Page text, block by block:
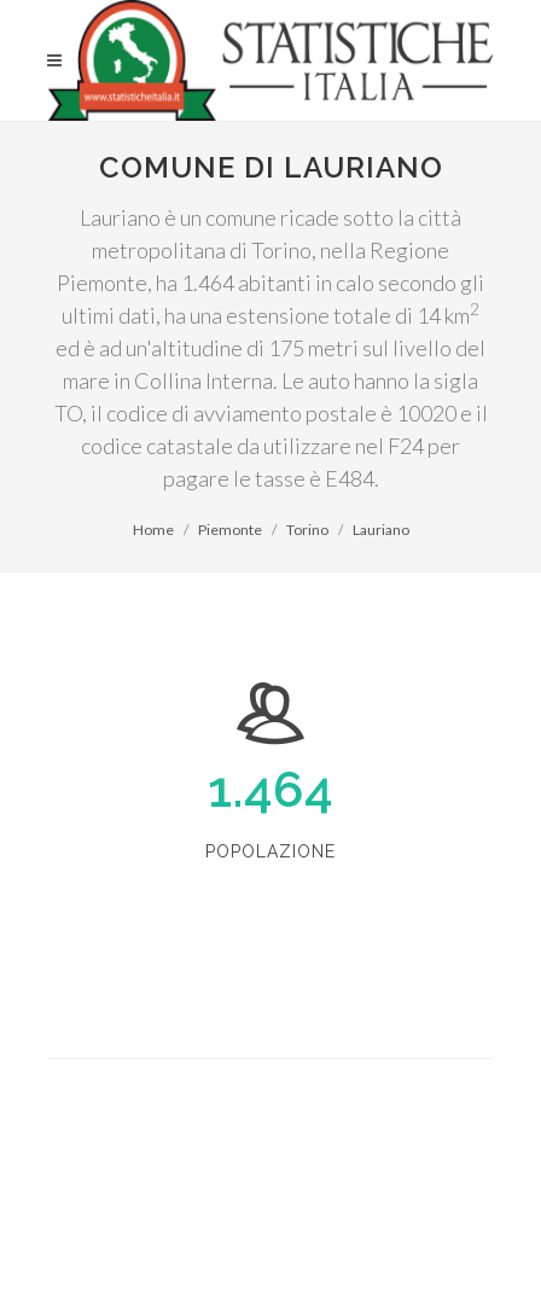
COMUNE DI LAURIANO
Lauriano è un comune ricade sotto la città
metropolitana di Torino, nella Regione
Piemonte, ha 1.464 abitanti in calo secondo gli
ultimi dati, ha una estensione totale di 14 km2
ed è ad un'altitudine di 175 metri sul livello del
mare in Collina Interna. Le auto hanno la sigla
TO, il codice di avviamento postale è 10020 e il
codice catastale da utilizzare nel F24 per
pagare le tasse è E484.
Home Piemonte Torino Lauriano
1.464
POPOLAZIONE